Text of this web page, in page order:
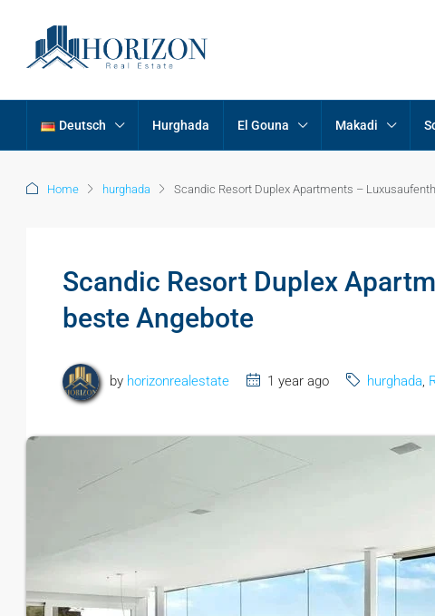
Deutsch Hurghada El Gouna Makadi
Home hurghada Scandic Resort Duplex Apartments –
Scandic Resort Duplex
beste Angebote
by horizonrealestate 1 year ago hurghada,